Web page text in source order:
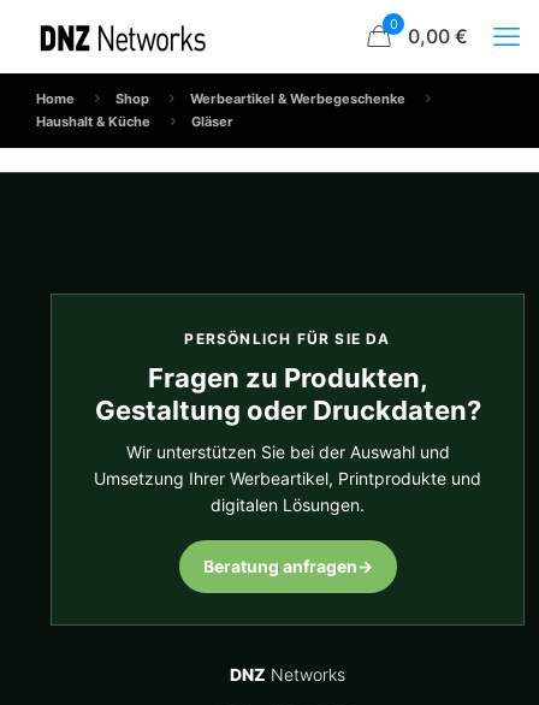
0 0,00 €
Home Shop
Werbeartikel & Werbegeschenke
Haushalt & Küche
Gläser
PERSÖNLICH FÜR SIE DA
Fragen zu Produkten,
Gestaltung oder Druckdaten?
Wir unterstützen Sie bei der Auswahl und
Umsetzung Ihrer Werbeartikel, Printprodukte und
digitalen Lösungen.
Beratung anfragen→
DNZ Networks